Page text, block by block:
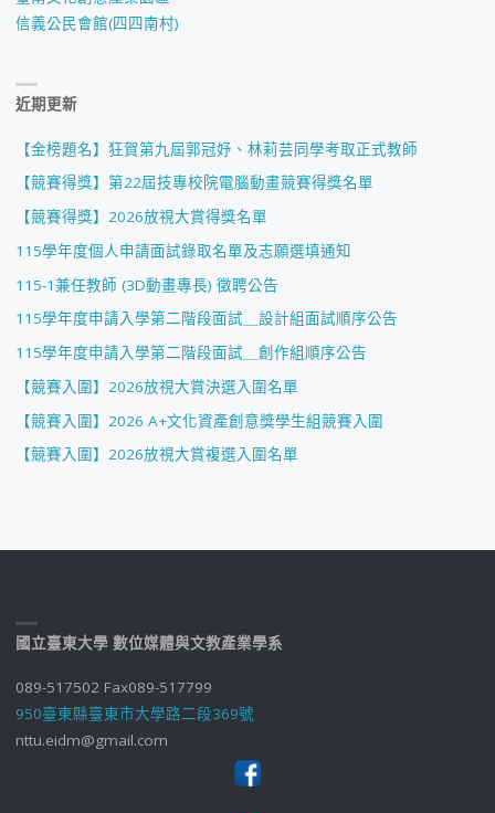
信義公民會館(四四南村)
近期更新
【金榜題名】狂賀第九屆郭冠妤、林莉芸同學考取正式教師
【競賽得獎】第22屆技專校院電腦動畫競賽得獎名單
【競賽得獎】2026放視大賞得獎名單
115學年度個人申請面試錄取名單及志願選填通知
115-1兼任教師 (3D動畫專長) 徵聘公告
115學年度申請入學第二階段面試＿設計組面試順序公告
115學年度申請入學第二階段面試＿創作組順序公告
【競賽入圍】2026放視大賞決選入圍名單
【競賽入圍】2026 A+文化資產創意獎學生組競賽入圍
【競賽入圍】2026放視大賞複選入圍名單
國立臺東大學 數位媒體與文教產業學系
089-517502 Fax089-517799
950臺東縣臺東市大學路二段369號
nttu.eidm@gmail.com